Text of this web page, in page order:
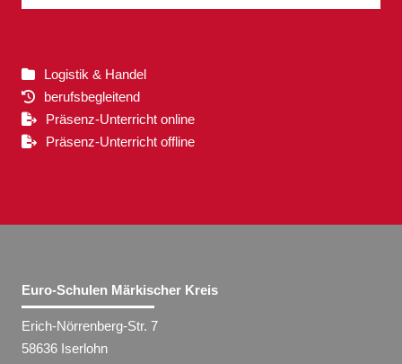
Logistik & Handel
berufsbegleitend
Präsenz-Unterricht online
Präsenz-Unterricht offline
Euro-Schulen Märkischer Kreis
Erich-Nörrenberg-Str. 7
58636 Iserlohn